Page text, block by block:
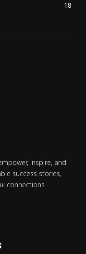
18
inspire, and
success stories,
connections.